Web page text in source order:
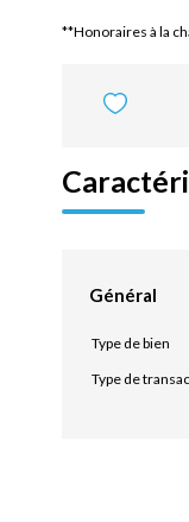
**Honoraires à la
Général
Type de bien
Type de